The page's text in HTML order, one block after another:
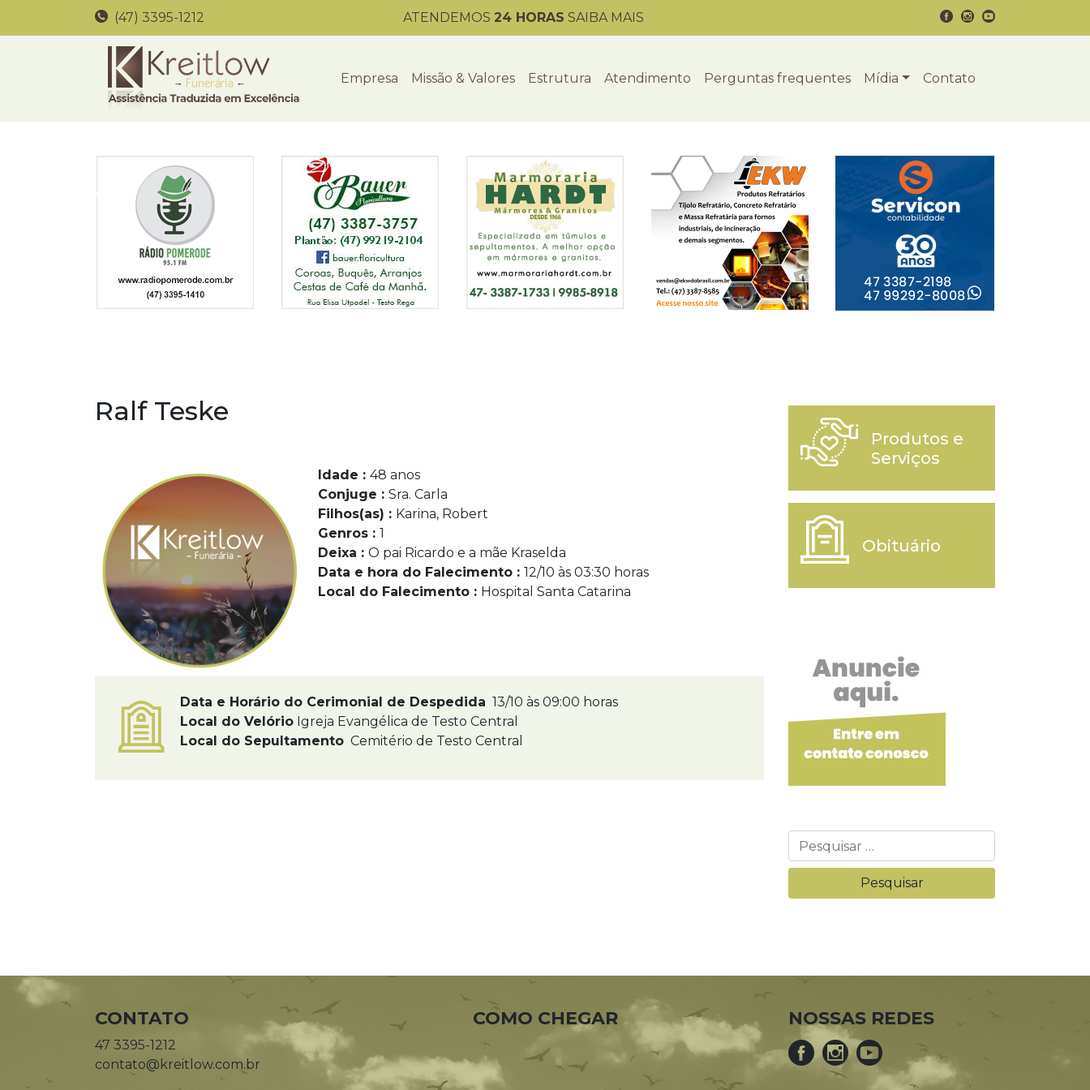
(47) 3395-1212 ATENDEMOS 24 HORAS SAIBA MAIS
Empresa Missão & Valores Estrutura Atendimento Perguntas frequentes Mídia Contato
Ralf Teske
Idade : 48 anos
Conjuge : Sra. Carla
Filhos(as) : Karina, Robert
Genros : 1
Deixa : O pai Ricardo e a mãe Kraselda
Data e hora do Falecimento : 12/10 às 03:30 horas
Local do Falecimento : Hospital Santa Catarina
Data e Horário do Cerimonial de Despedida 13/10 às 09:00 horas
Local do Velório Igreja Evangélica de Testo Central
Local do Sepultamento Cemitério de Testo Central
Produtos e
Serviços
Obituário
CONTATO
47 3395-1212
contato@kreitlow.com.br
COMO CHEGAR NOSSAS REDES